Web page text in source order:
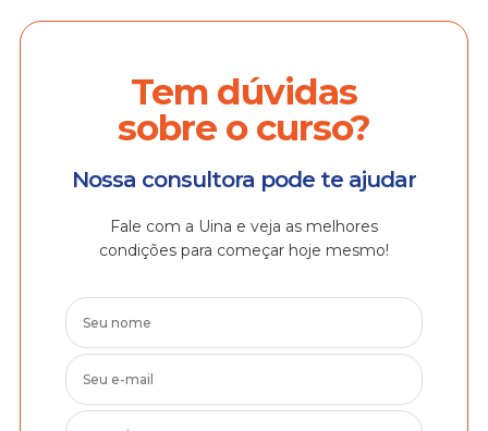
Tem dúvidas
sobre o curso?
Nossa consultora pode te ajudar
Fale com a Uina e veja as melhores
condições para começar hoje mesmo!